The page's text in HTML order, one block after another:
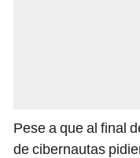
Pese a que al final
de cibernautas